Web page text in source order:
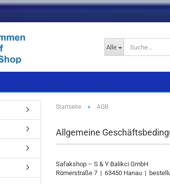
Alle
StandgeräteStandgeräte
Startseite » AGB
Allgemeine
Safakshop – S & Y Balikci GmbH
Römerstraße 7 | 63450 Hanau |